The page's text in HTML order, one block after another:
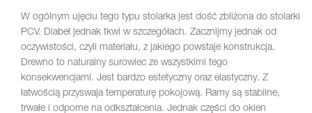
W ogólnym ujęciu tego typu stolarka jest dość zbliżona do stolarki
PCV. Diabeł jednak tkwi w szczegółach. Zacznijmy jednak od
oczywistości, czyli materiału, z jakiego powstaje konstrukcja.
Drewno to naturalny surowiec ze wszystkimi tego
konsekwencjami. Jest bardzo estetyczny oraz elastyczny. Z
łatwością przyswaja temperaturę pokojową. Ramy są stabilne,
trwałe i odporne na odkształcenia. Jednak części do okien